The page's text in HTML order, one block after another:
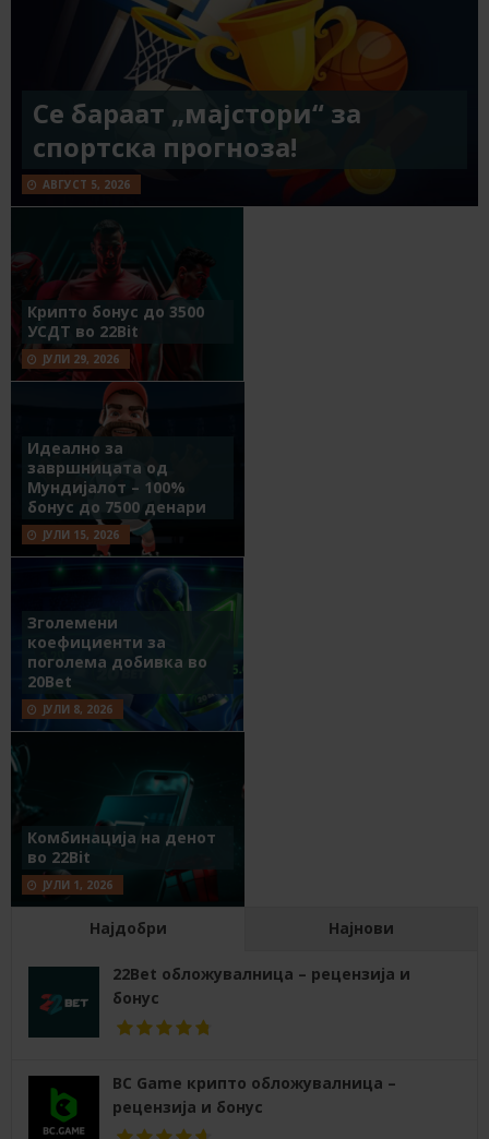
Се бараат „мајстори“ за
спортска прогноза!
АВГУСТ 5, 2026
Крипто бонус до 3500
УСДТ во 22Bit
ЈУЛИ 29, 2026
Идеално за
завршницата од
Мундијалот – 100%
бонус до 7500 денари
ЈУЛИ 15, 2026
Зголемени
коефициенти за
поголема добивка во
20Bet
ЈУЛИ 8, 2026
Комбинација на денот
во 22Bit
ЈУЛИ 1, 2026
Најдобри Најнови
22Bet обложувалница – рецензија и
бонус
BC Game крипто обложувалница –
рецензија и бонус